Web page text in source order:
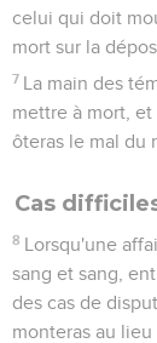
celui qui doit
mort sur la
7 La main des
mettre à mort,
ôteras le mal du
Cas
8 Lorsqu'une
sang et sang,
des cas de
monteras au